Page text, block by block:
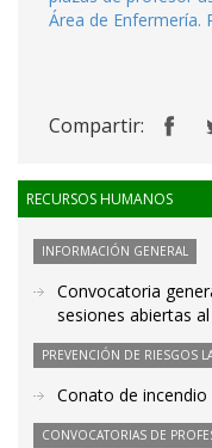
Área de Enfermería.
Compartir:
RECURSOS HUMANOS
INFORMACIÓN GENERAL
Convocatoria
sesiones abiertas
PREVENCIÓN DE RIESGOS
Conato de incendio
CONVOCATORIAS DE